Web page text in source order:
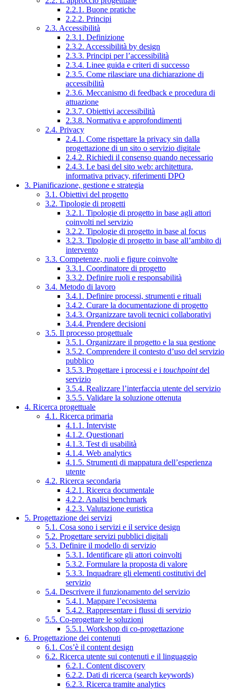
2.2.1. Buone pratiche
2.2.2. Principi
2.3. Accessibilità
2.3.1. Definizione
2.3.2. Accessibilità by design
2.3.3. Principi per l’accessibilità
2.3.4. Linee guida e criteri di successo
2.3.5. Come rilasciare una dichiarazione di
accessibilità
2.3.6. Meccanismo di feedback e procedura di
attuazione
2.3.7. Obiettivi accessibilità
2.3.8. Normativa e approfondimenti
2.4. Privacy
2.4.1. Come rispettare la privacy sin dalla
progettazione di un sito o servizio digitale
2.4.2. Richiedi il consenso quando necessario
2.4.3. Le basi del sito web: architettura,
informativa privacy, riferimenti DPO
3. Pianificazione, gestione e strategia
3.1. Obiettivi del progetto
3.2. Tipologie di progetti
3.2.1. Tipologie di progetto in base agli attori
coinvolti nel servizio
3.2.2. Tipologie di progetto in base al focus
3.2.3. Tipologie di progetto in base all’ambito di
intervento
3.3. Competenze, ruoli e figure coinvolte
3.3.1. Coordinatore di progetto
3.3.2. Definire ruoli e responsabilità
3.4. Metodo di lavoro
3.4.1. Definire processi, strumenti e rituali
3.4.2. Curare la documentazione di progetto
3.4.3. Organizzare tavoli tecnici collaborativi
3.4.4. Prendere decisioni
3.5. Il processo progettuale
3.5.1. Organizzare il progetto e la sua gestione
3.5.2. Comprendere il contesto d’uso del servizio
pubblico
3.5.3. Progettare i processi e i touchpointdel
servizio
3.5.4. Realizzare l’interfaccia utente del servizio
3.5.5. Validare la soluzione ottenuta
4. Ricerca progettuale
4.1. Ricerca primaria
4.1.1. Interviste
4.1.2. Questionari
4.1.3. Test di usabilità
4.1.4. Web analytics
4.1.5. Strumenti di mappatura dell’esperienza
utente
4.2. Ricerca secondaria
4.2.1. Ricerca documentale
4.2.2. Analisi benchmark
4.2.3. Valutazione euristica
5. Progettazione dei servizi
5.1. Cosa sono i servizi e il service design
5.2. Progettare servizi pubblici digitali
5.3. Definire il modello di servizio
5.3.1. Identificare gli attori coinvolti
5.3.2. Formulare la proposta di valore
5.3.3. Inquadrare gli elementi costitutivi del
servizio
5.4. Descrivere il funzionamento del servizio
5.4.1. Mappare l’ecosistema
5.4.2. Rappresentare i flussi di servizio
5.5. Co-progettare le soluzioni
5.5.1. Workshop di co-progettazione
6. Progettazione dei contenuti
6.1. Cos’è il content design
6.2. Ricerca utente sui contenuti e il linguaggio
6.2.1. Content discovery
6.2.2. Dati di ricerca (search keywords)
6.2.3. Ricerca tramite analytics